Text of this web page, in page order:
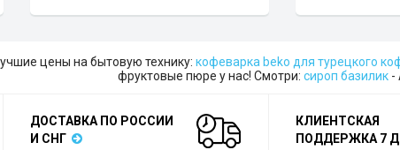
цены на бытовую технику: кофеварка beko для турецкого
фруктовые пюре у нас! Смотри: сироп базилик-
ДОСТАВКА ПО РОССИИ
И СНГ
КЛИЕНТСКАЯ
ПОДДЕРЖКА 7